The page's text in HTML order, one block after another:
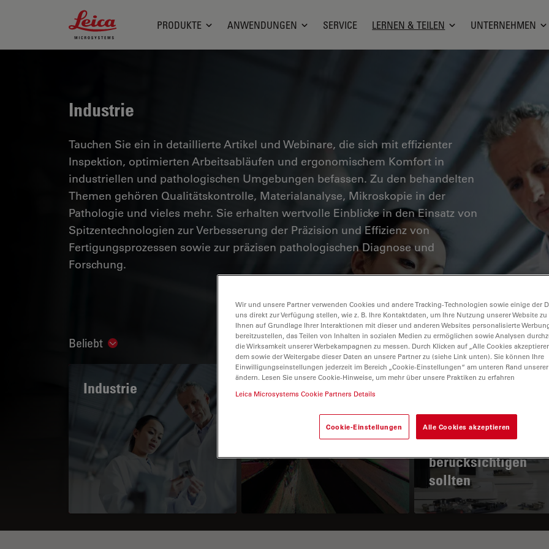
Leica Microsystems Logo
PRODUKTE ANWENDUNGEN SERVICE LERNEN & TEILEN UNTERNEHMEN
Industrie
Tauchen Sie ein in detaillierte Artikel und Webinare, die sich mit effizienter
Inspektion, optimierten Arbeitsabläufen und ergonomischem Komfort in
industriellen und pathologischen Umgebungen befassen. Zu den behandelten
Themen gehören Qualitätskontrolle, Materialanalyse, Mikroskopie in der
Pathologie und vieles mehr. Sie erhalten wertvolle Einblicke in den Einsatz von
Spitzentechnologien zur Verbesserung der Präzision und Effizienz von
Fertigungsprozessen sowie zur präzisen pathologischen Diagnose und
Forschung.
Beliebt Show subnavigation
Industrie
Das Prinzip der
eines
Stereomikroskops
berücksichtigen
sollten
Wir und unsere Partner verwenden Cookies und andere Tracking-Technologien sowie einige der
uns direkt zur Verfügung stellen, wie z. B. Ihre Kontaktdaten, um Ihre Nutzung unserer Website
Ihnen auf Grundlage Ihrer Interaktionen mit dieser und anderen Websites personalisierte
bereitzustellen, das Teilen von Inhalten in sozialen Medien zu ermöglichen sowie Analysen
die Wirksamkeit unserer Werbekampagnen zu messen. Durch Klicken auf „Alle Cookies
dem sowie der Weitergabe dieser Daten an unsere Partner zu (siehe Link unten). Sie können Ihre
Einwilligungseinstellungen jederzeit im Bereich „Cookie-Einstellungen“ am unteren Rand
ändern. Lesen Sie unsere Cookie-Hinweise, um mehr über unsere Praktiken zu erfahren
Leica Microsystems Cookie Partners Details
Cookie-Einstellungen Alle Cookies akzeptieren